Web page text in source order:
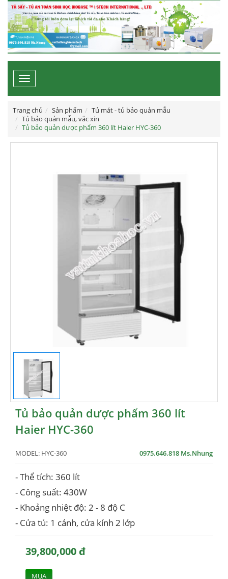
Toggle
navigation
Trang chủ Sản phẩm
Tủ mát - tủ bảo quản mẫu
Tủ bảo quản mẫu, vắc xin
Tủ bảo quản dược phẩm 360 lít Haier HYC-360
Tủ bảo quản dược phẩm 360 lít
Haier HYC-360
MODEL: HYC-360 0975.646.818 Ms.Nhung
- Thể tích: 360 lít
- Công suất: 430W
- Khoảng nhiệt độ: 2 - 8 độ C
- Cửa tủ: 1 cánh, cửa kính 2 lớp
39,800,000 đ
MUA